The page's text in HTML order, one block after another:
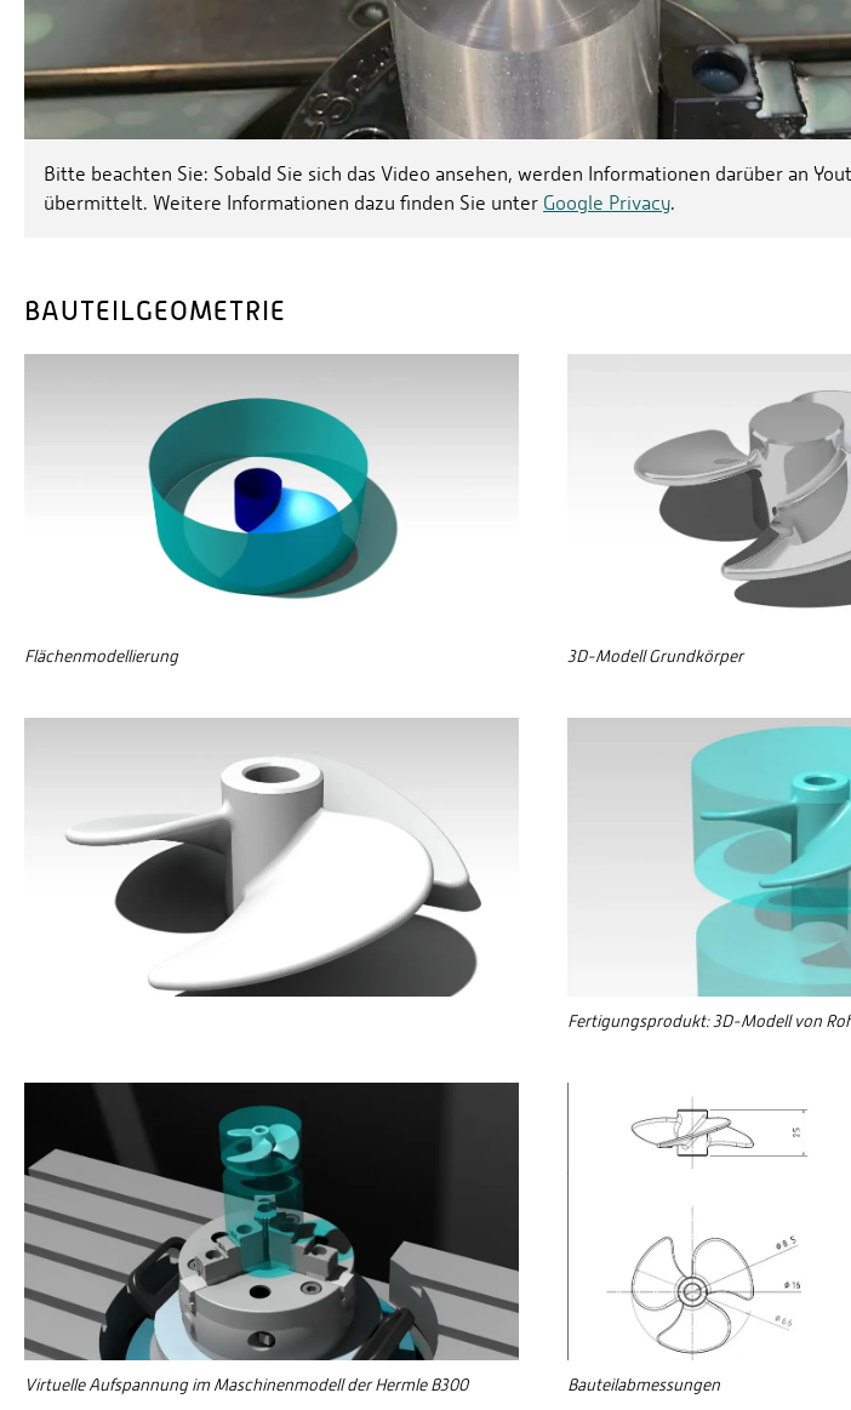
Bitte beachten Sie: Sobald Sie sich das Video ansehen, werden Informationen darüber an
übermittelt. Weitere Informationen dazu finden Sie unter Google Privacy.
BAUTEILGEOMETRIE
Flächenmodellierung 3D-Modell Grundkörper
Fertigungsprodukt: 3D-Modell von
Virtuelle Aufspannung im Maschinenmodell der Hermle B300 Bauteilabmessungen